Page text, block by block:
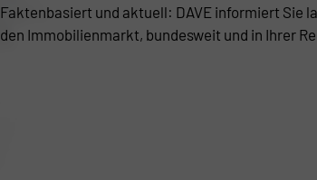
Faktenbasiert und aktuell: DAVE informiert Sie
den Immobilienmarkt, bundesweit und in Ihrer